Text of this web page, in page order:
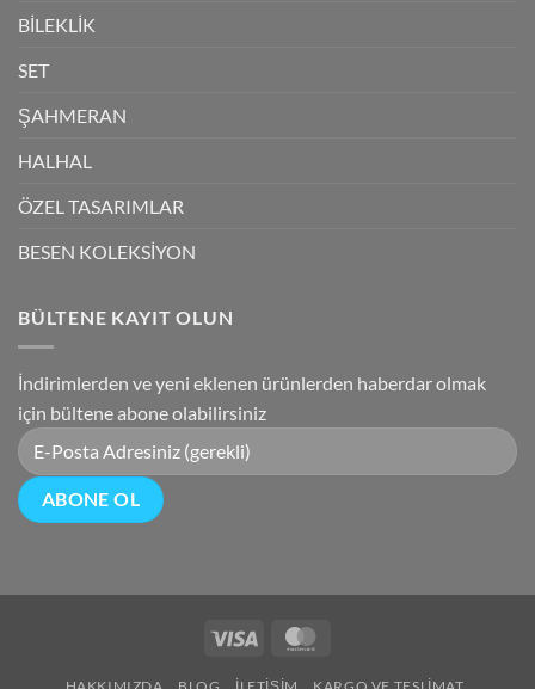
BİLEKLİK
SET
ŞAHMERAN
HALHAL
ÖZEL TASARIMLAR
BESEN KOLEKSİYON
BÜLTENE KAYIT OLUN
İndirimlerden ve yeni eklenen ürünlerden haberdar olmak
için bültene abone olabilirsiniz
Visa